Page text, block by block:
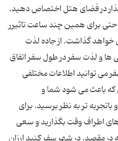
در فضای هتل اختصاص دهید.
برای همین چند ساعت تاثیرر
خواهد گذاشت. از جاده لذت
ها و لذت سفر در طول سفر اتفاق
می توانید اطلاعات مختلفی
که باعث می شود شما و
باتجربه تر به نظر برسید. برای
اطراف وقت بگذارید و سعی